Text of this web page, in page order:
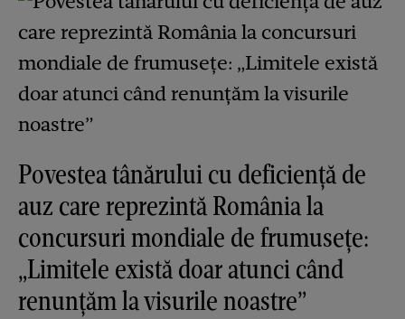
Povestea tânărului cu deficiență de
auz care reprezintă România la
concursuri mondiale de frumusețe:
„Limitele există doar atunci când
renunțăm la visurile noastre”